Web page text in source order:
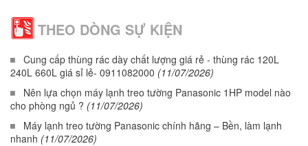
THEO DÒNG SỰ KIỆN
Cung cấp thùng rác dày chất lượng giá rẻ - thùng rác 120L
240L 660L giá sỉ lẻ- 0911082000 (11/07/2026)
Nên lựa chọn máy lạnh treo tường Panasonic 1HP model nào
cho phòng ngủ ? (11/07/2026)
Máy lạnh treo tường Panasonic chính hãng – Bền, làm lạnh
nhanh (11/07/2026)